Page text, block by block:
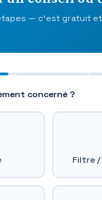
— c’est gratuit
concerné ?
Filtre